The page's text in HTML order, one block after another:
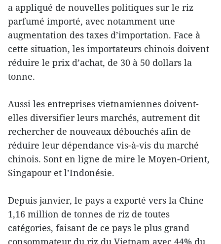
a appliqué de nouvelles politiques sur le riz
parfumé importé, avec notamment une
augmentation des taxes d’importation. Face à
cette situation, les importateurs chinois doivent
réduire le prix d’achat, de 30 à 50 dollars la
tonne.
Aussi les entreprises vietnamiennes doivent-
elles diversifier leurs marchés, autrement dit
rechercher de nouveaux débouchés afin de
réduire leur dépendance vis-à-vis du marché
chinois. Sont en ligne de mire le Moyen-Orient,
Singapour et l’Indonésie.
Depuis janvier, le pays a exporté vers la Chine
1,16 million de tonnes de riz de toutes
catégories, faisant de ce pays le plus grand
consommateur du riz du Vietnam avec 44% du